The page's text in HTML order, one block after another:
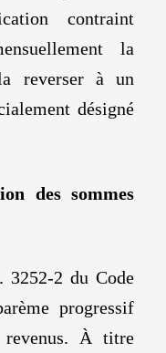
contraint
la
reverser à un
désigné
des sommes
3252-2 du Code
progressif
revenus. À titre